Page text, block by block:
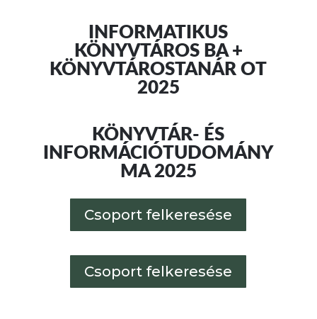
INFORMATIKUS
KÖNYVTÁROS BA +
KÖNYVTÁROSTANÁR OT
2025
KÖNYVTÁR- ÉS
INFORMÁCIÓTUDOMÁNY
MA 2025
Csoport felkeresése
Csoport felkeresése